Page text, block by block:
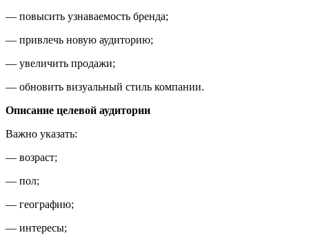
— повысить узнаваемость бренда;
— привлечь новую аудиторию;
— увеличить продажи;
— обновить визуальный стиль компании.
Описание целевой аудитории
Важно указать:
— возраст;
— пол;
— географию;
— интересы;